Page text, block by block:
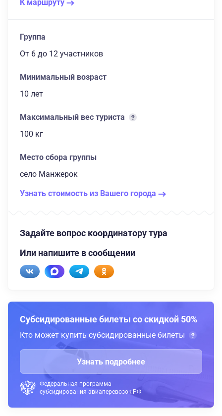
К маршруту
Группа
От 6 до 12 участников
Минимальный возраст
10 лет
Максимальный вес туриста
100 кг
Место сбора группы
село Манжерок
Узнать стоимость из Вашего города
Задайте вопрос координатору тура
Или напишите в сообщении
Субсидированные билеты со скидкой 50%
Кто может купить субсидированные билеты
Узнать подробнее
Федеральная программа
субсидирования авиаперевозок РФ